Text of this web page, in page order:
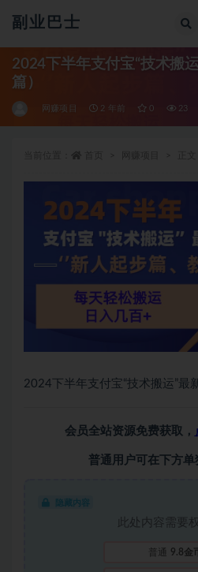
副业巴士
2024下半年支付宝“技术搬
篇）
网赚项目 2 年前 0 23
2024下半年支付宝“技术搬运”最
会员全站资源免费获取，
普通用户可在下方单
隐藏内容
此处内容需要
普通 9.8金